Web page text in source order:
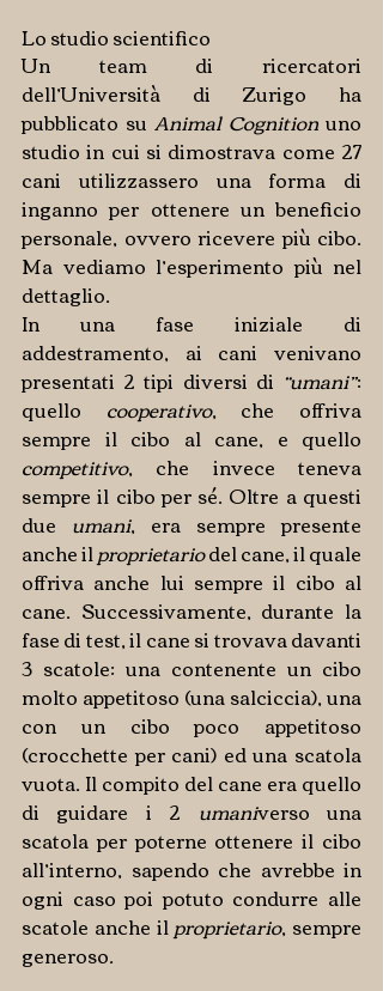
Lo studio scientifico
Un team di ricercatori
dell’Università di Zurigo ha
pubblicato su Animal Cognition uno
studio in cui si dimostrava come 27
cani utilizzassero una forma di
inganno per ottenere un beneficio
personale, ovvero ricevere più cibo.
Ma vediamo l’esperimento più nel
dettaglio.
In una fase iniziale di
addestramento, ai cani venivano
presentati 2 tipi diversi di “umani”:
quello cooperativo, che offriva
competitivo, che invece teneva
sempre il cibo per sé. Oltre a questi
due umani, era sempre presente
anche il proprietario del cane, il quale
offriva anche lui sempre il cibo al
cane. Successivamente, durante la
fase di test, il cane si trovava davanti
3 scatole: una contenente un cibo
molto appetitoso (una salciccia), una
con un cibo poco appetitoso
(crocchette per cani) ed una scatola
vuota. Il compito del cane era quello
di guidare i 2 umaniverso una
scatola per poterne ottenere il cibo
all’interno, sapendo che avrebbe in
ogni caso poi potuto condurre alle
scatole anche il proprietario, sempre
generoso.